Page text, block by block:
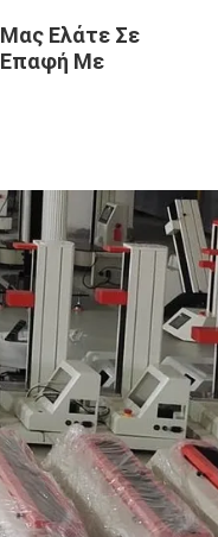
Μας Ελάτε Σε
Επαφή Με